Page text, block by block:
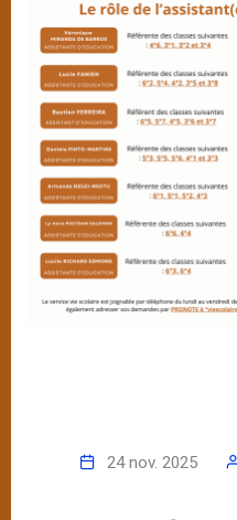
24 nov. 2025